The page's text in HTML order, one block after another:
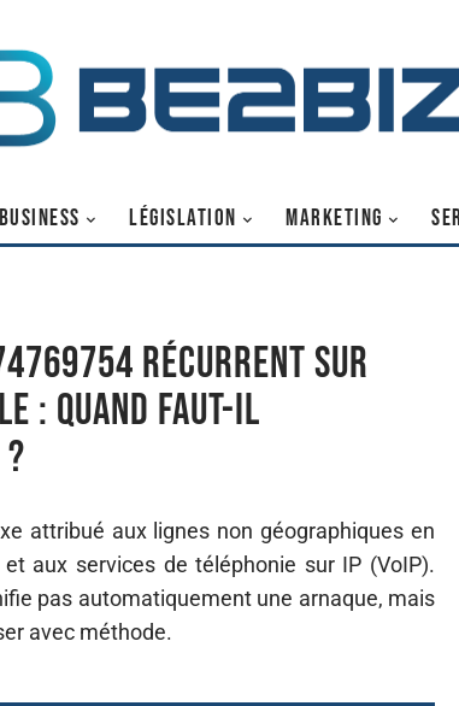
BUSINESS LÉGISLATION MARKETING
récurrent sur
: quand faut-il
attribué aux lignes non géographiques en
aux services de téléphonie sur IP (VoIP).
pas automatiquement une arnaque, mais
avec méthode.